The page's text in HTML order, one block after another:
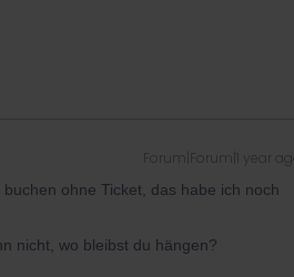
Forum|Forum|1 year ago
ohne Ticket, das habe ich noch
nicht, wo bleibst du hängen?